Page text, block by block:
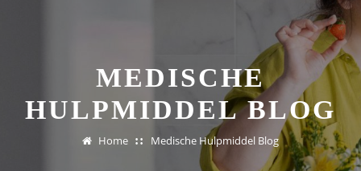
MEDISCHE
HULPMIDDEL BLOG
Home Medische Hulpmiddel Blog